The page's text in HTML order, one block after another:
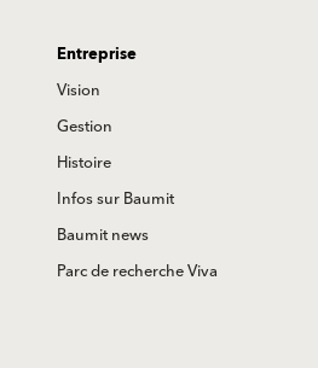
Entreprise
Vision
Gestion
Histoire
Infos sur Baumit
Baumit news
Parc de recherche Viva